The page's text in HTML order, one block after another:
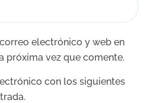
electrónico y web en
próxima vez que comente.
con los siguientes